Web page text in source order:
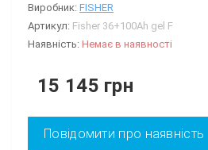
Виробник: FISHER
Артикул: Fisher 36+100Ah gel F
Наявність: Немає в наявності
15 145 грн
Повідомити про наявність